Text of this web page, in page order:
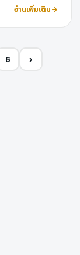
อ่านเพิ่มเติม
6 ›